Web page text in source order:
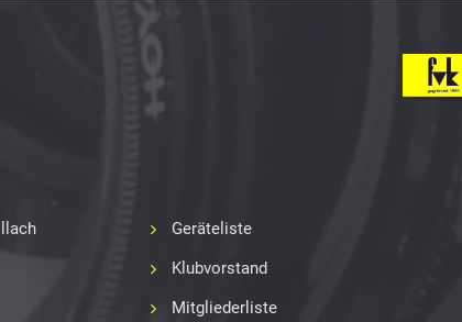
Geräteliste
Klubvorstand
Mitgliederliste